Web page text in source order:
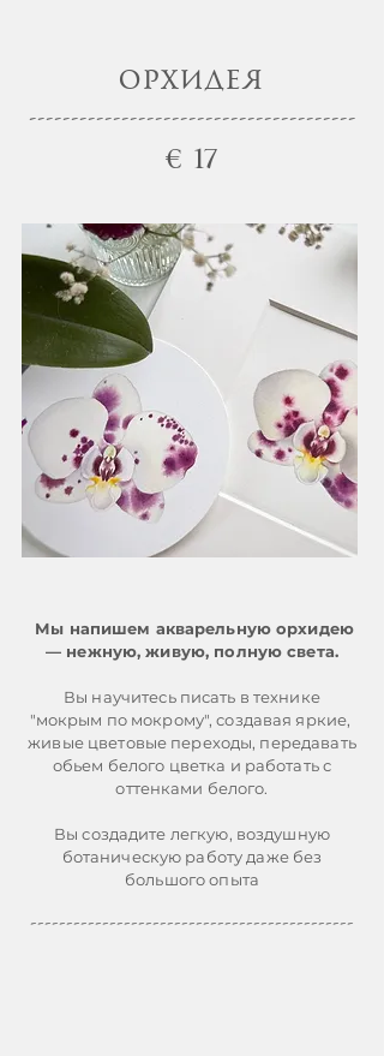
ОРХИДЕЯ
---------------------------------------
€ 17
Мы напишем акварельную орхидею
— нежную, живую, полную света.
Вы научитесь писать в технике
"мокрым по мокрому", создавая яркие,
живые цветовые переходы, передавать
обьем белого цветка и работать с
оттенками белого.
Вы создадите легкую, воздушную
ботаническую работу даже без
большого опыта
---------------------------------------------